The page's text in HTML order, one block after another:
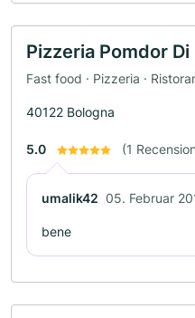
Pizzeria Pomdor
Fast food · Pizzeria ·
40122 Bologna
5.0 (1
umalik42 05. Februar
bene